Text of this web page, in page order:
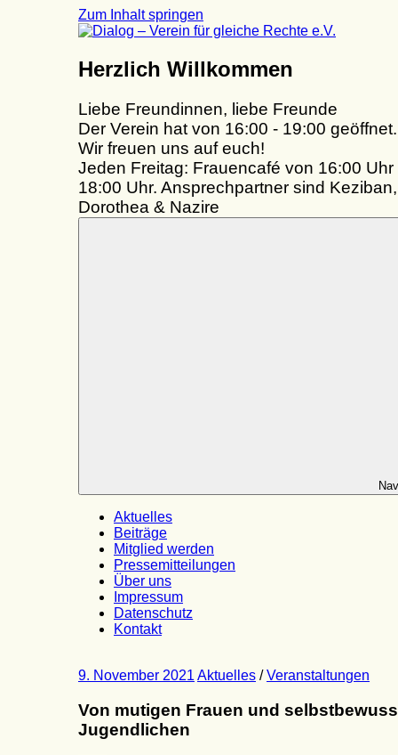
Zum Inhalt springen
Dialog
–
für
gleiche
Rechte
e.V.
Herzlich Willkommen
Liebe Freundinnen, liebe Freunde
Der Verein hat von 16:00 - 19:00 geöffnet.
Wir freuen uns auf euch!
Jeden Freitag: Frauencafé von 16:00 Uhr
18:00 Uhr. Ansprechpartner sind Keziban,
Dorothea & Nazire
Aktuelles
Beiträge
Mitglied werden
Pressemitteilungen
Über uns
Impressum
Datenschutz
Kontakt
9. November 2021 Aktuelles /Veranstaltungen
Von mutigen Frauen und
Jugendlichen